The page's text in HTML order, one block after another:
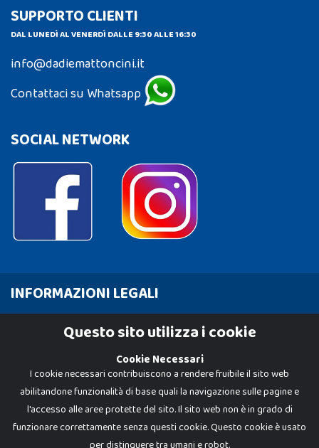
SUPPORTO CLIENTI
DAL LUNEDÌ AL VENERDÌ DALLE 9:30 ALLE 16:30
info@dadiemattoncini.it
Contattaci su Whatsapp
SOCIAL NETWORK
INFORMAZIONI LEGALI
Cookie PolicyQuesto sito utilizza i cookie
Cookie Necessari
I cookie necessari contribuiscono a rendere fruibile il sito web
abilitandone funzionalità di base quali la navigazione sulle pagine e
l'accesso alle aree protette del sito. Il sito web non è in grado di
funzionare correttamente senza questi cookie. Questo cookie è usato